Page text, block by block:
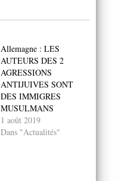
Allemagne : LES
AUTEURS DES 2
AGRESSIONS
ANTIJUIVES SONT
DES IMMIGRES
MUSULMANS
1 août 2019
Dans "Actualités"